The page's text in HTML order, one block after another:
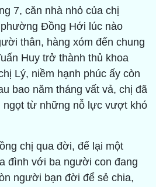
7, căn nhà nhỏ của chị
Đồng Hới lúc nào
thân, hàng xóm đến chung
Huy trở thành thủ khoa
Lý, niềm hạnh phúc ấy còn
bao năm tháng vất vả, chị đã
từ những nỗ lực vượt khó
chị qua đời, để lại một
đình với ba người con đang
người bạn đời để sẻ chia,